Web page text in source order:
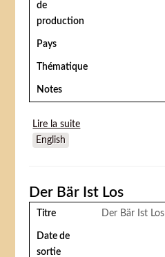
de
production
Pays
Thématique
Notes
Lire la suite
English
Der Bär Ist Los
Titre Der Bär Ist Los
Date de
sortie